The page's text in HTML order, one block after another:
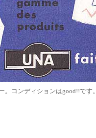
。コンディションはgood!!です。